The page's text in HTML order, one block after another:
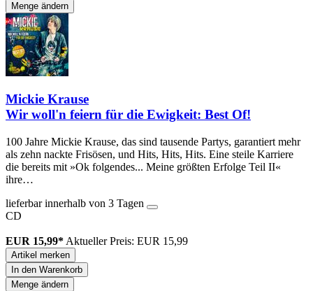
Menge ändern
Mickie Krause
Wir woll'n feiern für die Ewigkeit: Best Of!
100 Jahre Mickie Krause, das sind tausende Partys, garantiert mehr
als zehn nackte Frisösen, und Hits, Hits, Hits. Eine steile Karriere
die bereits mit »Ok folgendes... Meine größten Erfolge Teil II«
ihre…
lieferbar innerhalb von 3 Tagen
CD
EUR 15,99* Aktueller Preis: EUR 15,99
Artikel merken
In den Warenkorb
Menge ändern